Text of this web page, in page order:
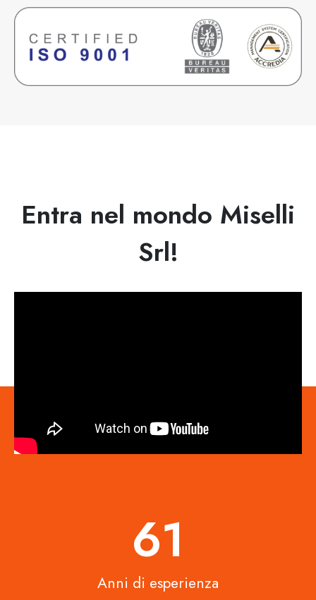
Entra nel mondo Miselli
Srl!
67
Anni di esperienza